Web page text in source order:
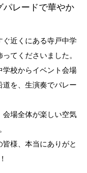
レードで華やか
近くにある寺戸中学
てくださいました。
校からイベント会場
を、生演奏でパレー
場全体が楽しい空気
様、本当にありがと